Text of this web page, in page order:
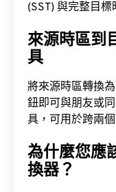
(SST) 與完整目標
來源時區到
具
將來源時區轉換
鈕即可與朋友或
具，可用於跨兩
為什麼您應
換器？